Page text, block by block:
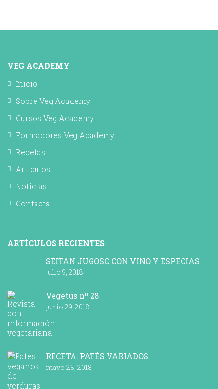
VEG ACADEMY
Inicio
Sobre Veg Academy
Cursos Veg Academy
Formadores Veg Academy
Recetas
Artículos
Noticias
Contacta
ARTÍCULOS RECIENTES
SEITAN JUGOSO CON VINO Y ESPECIAS
julio 9, 2018
Vegetus nº 28
junio 29, 2018
RECETA: PATÉS VARIADOS
mayo 28, 2018